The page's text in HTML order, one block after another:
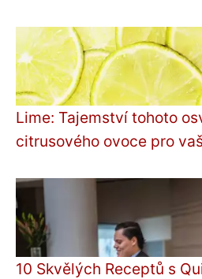
Lime: Tajemství tohoto
citrusového ovoce pro
10 Skvělých Receptů s